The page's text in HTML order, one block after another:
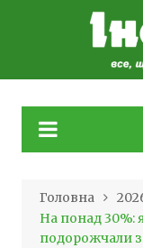
Головна
На понад 30%:
подорожчали